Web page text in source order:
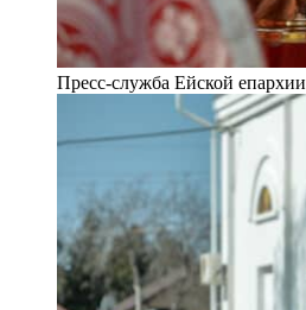
Пресс-служба Ейской епархии